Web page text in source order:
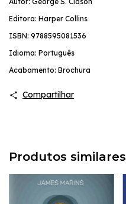
Editora: Harper Collins
ISBN: 9788595081536
Idioma: Português
Acabamento: Brochura
Compartilhar
Produtos similares